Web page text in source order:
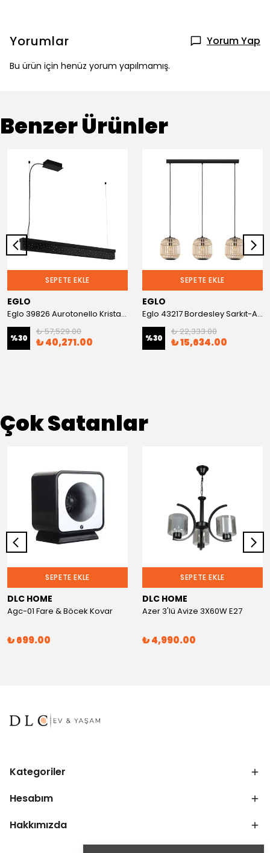
Yorumlar Yorum Yap
Bu ürün için henüz yorum yapılmamış.
Benzer Ürünler
SEPETE EKLE
EGLO
Eglo 39826 Aurotonello Kristal Sarkıt-Avize
%30
₺ 57,529.00
₺ 40,271.00
SEPETE EKLE
EGLO
Eglo 43217 Bordesley Sarkıt-Avize
%30
₺ 22,333.00
₺ 15,634.00
Çok Satanlar
SEPETE EKLE
DLC HOME
Agc-01 Fare & Böcek Kovar
₺ 699.00
SEPETE EKLE
DLC HOME
Azer 3'lü Avize 3X60W E27
₺ 4,990.00
Kategoriler
Hesabım
Hakkımızda